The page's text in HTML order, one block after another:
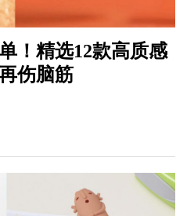
！精选12款高质感
伤脑筋